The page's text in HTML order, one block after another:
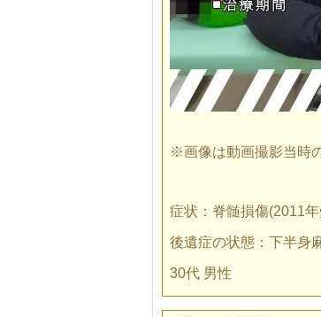
※画像は動画撮影当時
症状：脊髄損傷(2011
後遺症の状態：下半身
30代 男性